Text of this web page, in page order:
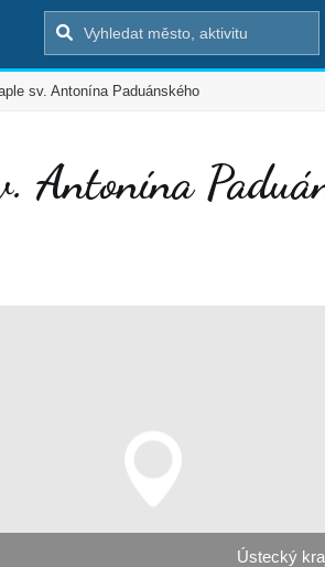
sv. Antonína Paduánského
Antonína
Ústecký